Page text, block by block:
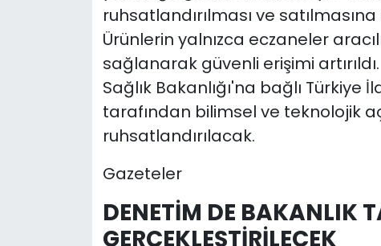
ruhsatlandırılması ve
Ürünlerin yalnızca eczaneler
sağlanarak güvenli erişimi
Sağlık Bakanlığı'na bağlı Türkiye
tarafından bilimsel ve teknolojik
ruhsatlandırılacak.
Gazeteler
DENETİM DE BAKANLIK
GERÇEKLEŞTİRİLECEK